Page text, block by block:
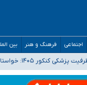
اجتماعی فرهنگ و هنر بین
هستیم، اما هنوز پاسخ مشخصی نگرفته‌ایم
فرماندهی صحنه
و بیمه